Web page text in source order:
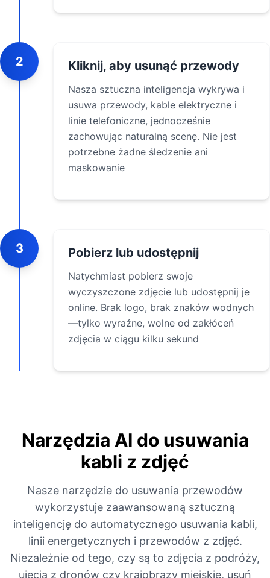
2 Kliknij, aby usunąć przewody
Nasza sztuczna inteligencja wykrywa i
usuwa przewody, kable elektryczne i
linie telefoniczne, jednocześnie
zachowując naturalną scenę. Nie jest
potrzebne żadne śledzenie ani
maskowanie
3 Pobierz lub udostępnij
Natychmiast pobierz swoje
wyczyszczone zdjęcie lub udostępnij je
online. Brak logo, brak znaków wodnych
—tylko wyraźne, wolne od zakłóceń
zdjęcia w ciągu kilku sekund
Narzędzia AI do usuwania
kabli z zdjęć
Nasze narzędzie do usuwania przewodów
wykorzystuje zaawansowaną sztuczną
inteligencję do automatycznego usuwania kabli,
linii energetycznych i przewodów z zdjęć.
Niezależnie od tego, czy są to zdjęcia z podróży,
ujęcia z dronów czy krajobrazy miejskie, usuń